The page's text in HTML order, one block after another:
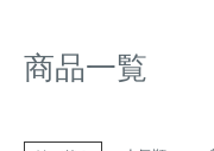
商品一覧
いのししくんTREL4G-R